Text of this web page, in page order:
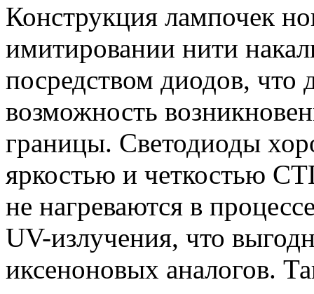
Конструкция лампочек
имитировании нити
посредством диодов,
возможность
границы. Светодиоды
яркостью и четкостью
не нагреваются в
UV-излучения, что
иксеноновых аналогов.